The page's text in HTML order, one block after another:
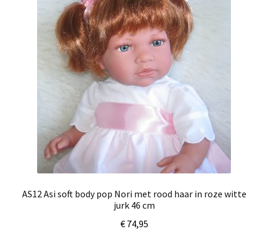
AS12 Asi soft body pop Nori met rood haar in roze witte
jurk 46 cm
€74,95